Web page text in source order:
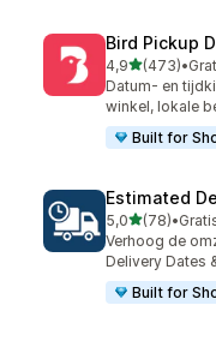
Bird Pickup
4,9van 5 sterren
(473)
473 recensies
•
Datum- en
winkel, lokale
Built for
Estimated
5,0van 5 sterren
(78)
78 recensies in
•
Verhoog de
Delivery Dates
Built for